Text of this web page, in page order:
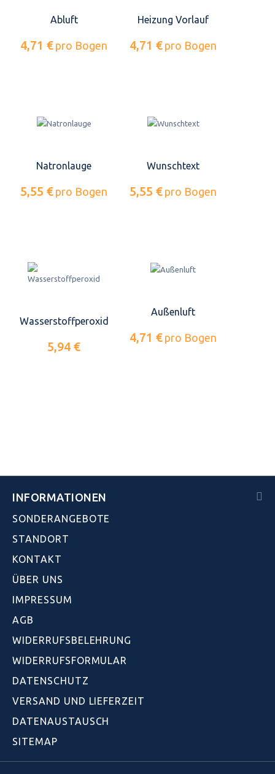
Abluft
4,71 € pro Bogen
Heizung Vorlauf
4,71 € pro Bogen
Natronlauge
5,55 € pro Bogen
Wunschtext
5,55 € pro Bogen
Wasserstoffperoxid
5,94 €
Außenluft
4,71 € pro Bogen
INFORMATIONEN
SONDERANGEBOTE
STANDORT
KONTAKT
ÜBER UNS
IMPRESSUM
AGB
WIDERRUFSBELEHRUNG
WIDERRUFSFORMULAR
DATENSCHUTZ
VERSAND UND LIEFERZEIT
DATENAUSTAUSCH
SITEMAP